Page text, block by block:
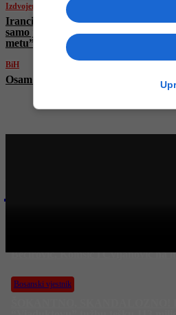
Izdvojeno
Iranci tvrde da su nadmoćniji:
samo jednu raketu na Izrael i ona je
metu”
BiH
Osam državljana BiH evakuisano iz
Bećirović, Komšić i Cvijanović na
Bosanski vjestnik